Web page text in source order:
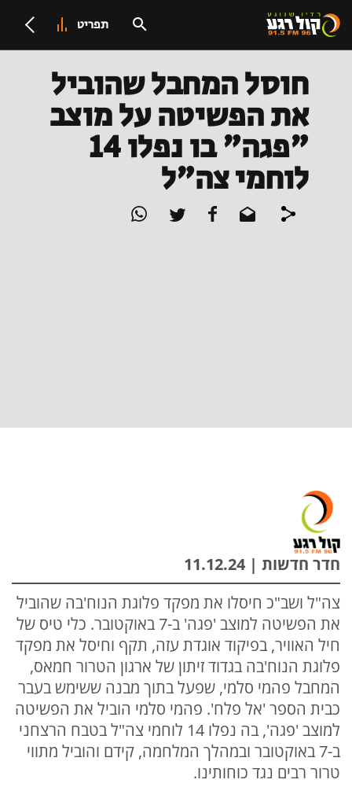
תפריט
חוסל המחבל שהוביל
את הפשיטה על מוצב
"פגה" בו נפלו 14
לוחמי צה"ל
חדר חדשות | 11.12.24
צה"ל ושב"כ חיסלו את מפקד פלוגת הנוח'בה שהוביל
את הפשיטה למוצב 'פגה' ב-7 באוקטובר. כלי טיס של
חיל האוויר, בפיקוד אוגדת עזה, תקף וחיסל את מפקד
פלוגת הנוח'בה בגדוד זיתון של ארגון הטרור חמאס,
המחבל פהמי סלמי, שפעל בתוך מבנה ששימש בעבר
כבית הספר 'אל פלח'. פהמי סלמי הוביל את הפשיטה
למוצב 'פגה', בה נפלו 14 לוחמי צה"ל בטבח הרצחני
ב-7 באוקטובר ובמהלך המלחמה, קידם והוביל מתווי
טרור רבים נגד כוחותינו.